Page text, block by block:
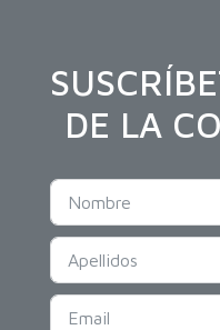
DE LA